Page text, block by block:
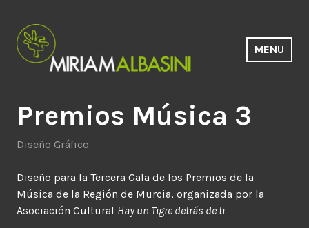
contenido
Estudio Miriam Albasini
MENU
Premios Música 3
Diseño Gráfico
Diseño para la Tercera Gala de los Premios de la
Música de la Región de Murcia, organizada por la
Asociación Cultural Hay un Tigre detrás de ti